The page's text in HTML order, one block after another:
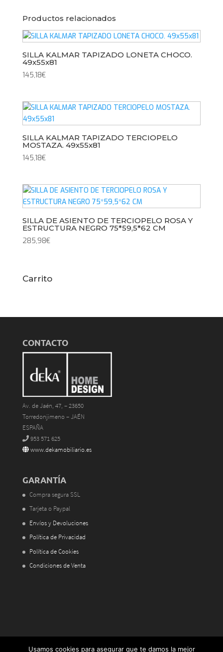
Productos relacionados
SILLA KALMAR TAPIZADO LONETA CHOCO.
49x55x81
145,18€
SILLA KALMAR TAPIZADO TERCIOPELO
MOSTAZA. 49x55x81
145,18€
SILLA DE ASIENTO DE TERCIOPELO ROSA Y
ESTRUCTURA NEGRO 75*59,5*62 CM
285,98€
Carrito
CONTACTO
Av. de Jaén, 47, – 23650
Torredonjimeno – JAÉN
ESPAÑA
953 571 625
www.dekamobiliario.es
GARANTÍA
Compra segura SSL
Tarjeta o Paypal
Envíos y Devoluciones
Política de Privacidad
Política de Cookies
Condiciones de Venta
Usamos cookies para asegurar que te damos la mejor